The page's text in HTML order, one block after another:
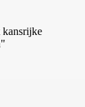
kansrijke